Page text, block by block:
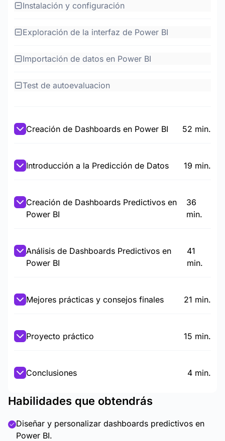
Instalación y configuración
Exploración de la interfaz de Power BI
Importación de datos en Power BI
Test de autoevaluacion
Creación de Dashboards en Power BI 52 min.
Introducción a la Predicción de Datos 19 min.
Creación de Dashboards Predictivos en
Power BI
36
min.
Análisis de Dashboards Predictivos en
Power BI
41
min.
Mejores prácticas y consejos finales 21 min.
Proyecto práctico 15 min.
Conclusiones 4 min.
Habilidades que obtendrás
Diseñar y personalizar dashboards predictivos en
Power BI.